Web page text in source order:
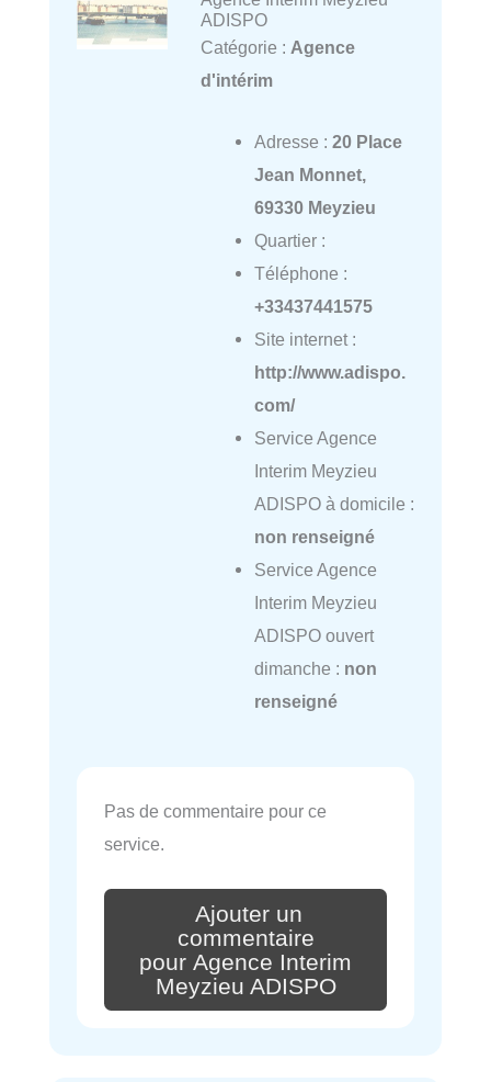
ADISPO
Catégorie : Agence
d'intérim
Adresse : 20 Place
Jean Monnet,
69330 Meyzieu
Quartier :
Téléphone :
+33437441575
Site internet :
http://www.adispo.
com/
Service Agence
Interim Meyzieu
ADISPO à domicile :
non renseigné
Service Agence
Interim Meyzieu
ADISPO ouvert
dimanche : non
renseigné
Pas de commentaire pour ce
service.
Ajouter un
commentaire
pour Agence Interim
Meyzieu ADISPO